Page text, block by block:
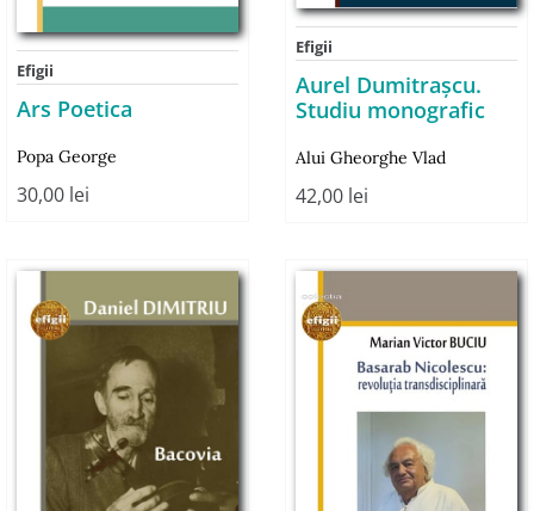
Efigii
Ars Poetica
Popa George
30,00 lei
Efigii
Aurel Dumitrașcu.
Studiu monografic
Alui Gheorghe Vlad
42,00 lei